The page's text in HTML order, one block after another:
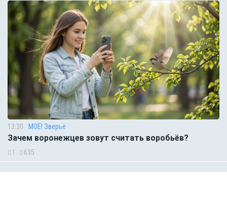
13:30 МОЁ! Зверьё
Зачем воронежцев зовут считать воробьёв?
1 635